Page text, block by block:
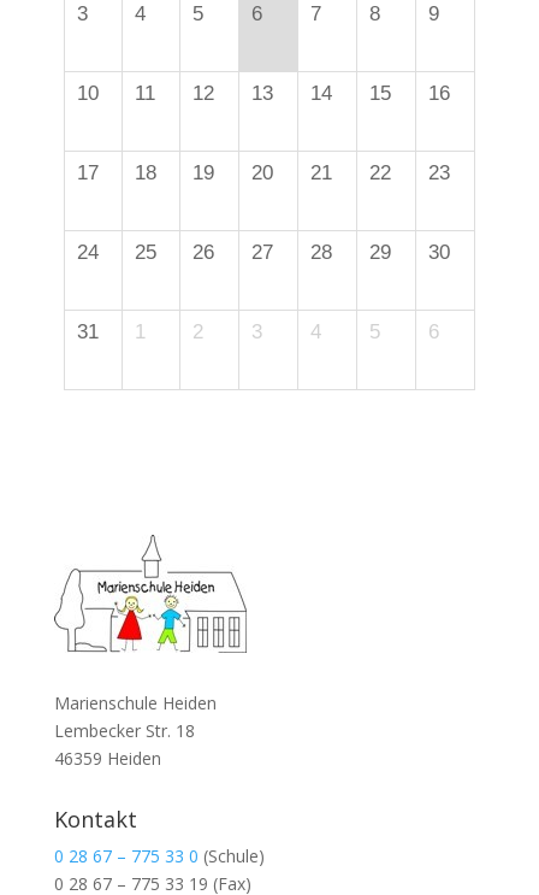
3 4 5 6 7 8 9
10 11 12 13 14 15 16
17 18 19 20 21 22 23
24 25 26 27 28 29 30
31 1 2 3 4 5 6
Marienschule Heiden
Lembecker Str. 18
46359 Heiden
Kontakt
0 28 67 – 775 33 0 (Schule)
0 28 67 – 775 33 19 (Fax)